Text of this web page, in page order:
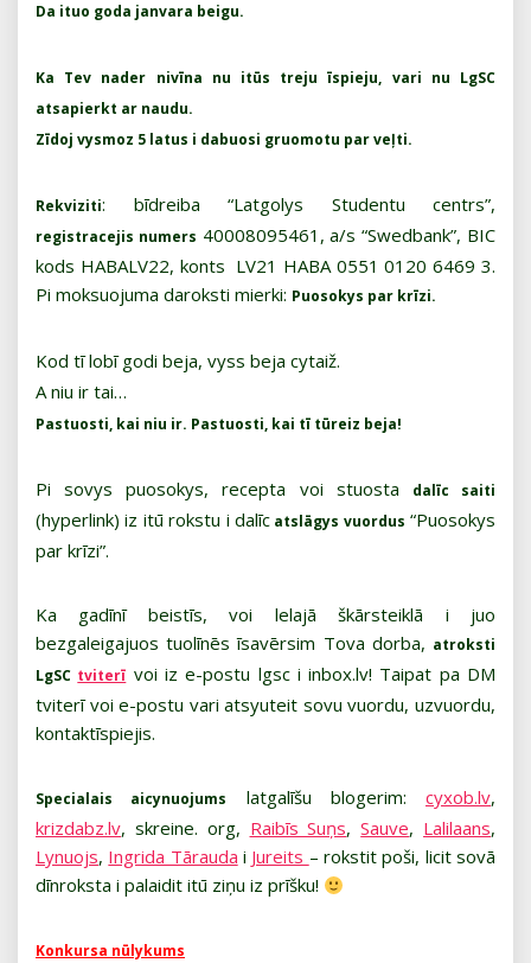
Da ituo goda janvara beigu.
Ka Tev nader nivīna nu itūs treju īspieju, vari nu LgSC
atsapierkt ar naudu.
Zīdoj vysmoz 5 latus i dabuosi gruomotu par veļti.
Rekviziti: bīdreiba “Latgolys Studentu centrs”,
registracejis numers 40008095461, a/s “Swedbank”, BIC
kods HABALV22, konts LV21 HABA 0551 0120 6469 3.
Pi moksuojuma daroksti mierki: Puosokys par krīzi.
Kod tī lobī godi beja, vyss beja cytaiž.
A niu ir tai…
Pastuosti, kai niu ir. Pastuosti, kai tī tūreiz beja!
Pi sovys puosokys, recepta voi stuosta dalīc saiti
(hyperlink) iz itū rokstu i dalīcatslāgys vuordus “Puosokys
par krīzi”.
Ka gadīnī beistīs, voi lelajā škārsteiklā i juo
bezgaleigajuos tuolīnēs īsavērsim Tova dorba, atroksti
LgSC tviterī voi iz e-postu lgsc i inbox.lv! Taipat pa DM
tviterī voi e-postu vari atsyuteit sovu vuordu, uzvuordu,
kontaktīspiejis.
Specialais aicynuojums latgalīšu blogerim: cyxob.lv,
krizdabz.lv, skreine. org, Raibīs Suņs,Sauve, Lalilaans,
Lynuojs, Ingrida Tārauda i Jureits – rokstit poši, licit sovā
dīnroksta i palaidit itū ziņu iz prīšku!
Konkursa nūlykums